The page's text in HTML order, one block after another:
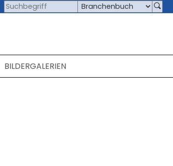
BILDERGALERIEN